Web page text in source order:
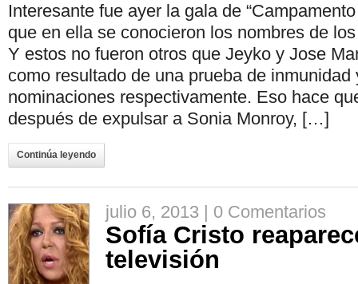
Interesante fue ayer la gala de
que en ella se conocieron los nombres de
Y estos no fueron otros que Jeyko y Jose
como resultado de una prueba de inmunidad
nominaciones respectivamente. Eso hace
después de expulsar a Sonia Monroy, […]
Continúa leyendo
julio 6, 2013 | 0 Comentarios
Sofía Cristo
televisión